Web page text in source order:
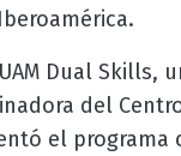
Dual Skills,
del
el